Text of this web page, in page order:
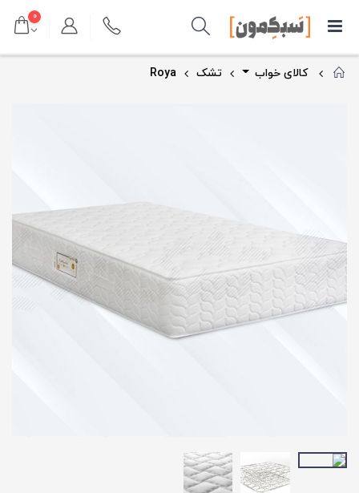
۰
کالای خواب تشک Roya